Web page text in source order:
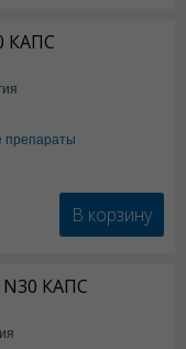
КАПС
препараты
В корзину
КАПС